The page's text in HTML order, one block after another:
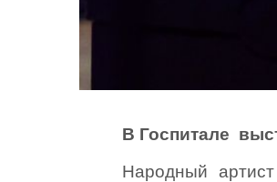
В Госпитале
Народный